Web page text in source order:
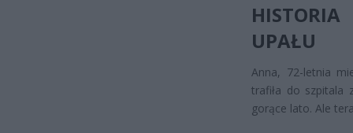
UPAŁU
Anna, 72-letnia
trafiła do szpitala
gorące lato. Ale